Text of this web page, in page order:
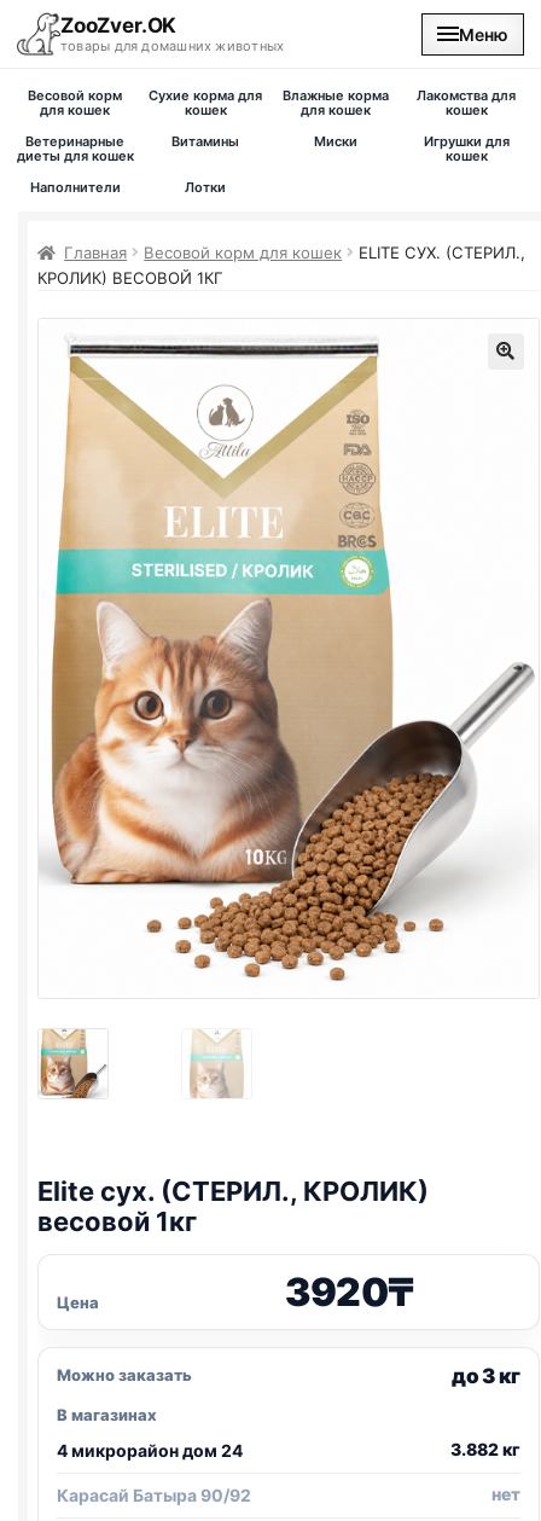
ZooZver.OK
товары для домашних животных
Меню
На главную
Весовой корм
для кошек
Сухие корма для
кошек
Влажные корма
для кошек
Лакомства для
кошек
Ветеринарные
диеты для кошек
Витамины Миски
Игрушки для
кошек
Наполнители
Лотки
Главная Весовой корм для кошек
ELITE СУХ. (СТЕРИЛ.,
КРОЛИК) ВЕСОВОЙ 1КГ
Elite сух. (СТЕРИЛ., КРОЛИК)
весовой 1кг
Цена 3920₸
Можно заказать до 3 кг
В магазинах
4 микрорайон дом 24 3.882 кг
Карасай Батыра 90/92 нет